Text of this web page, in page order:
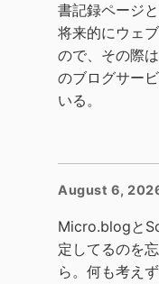
書記録ページ
将来的にウェ
ので、その際
のブログサー
いる。
August 6,
Micro.blogと
定してるのを
ら。何も考え